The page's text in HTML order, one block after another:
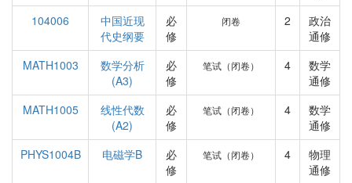
104006
中国近现
代史纲要
必
修
闭卷 2
政治
通修
MATH1003
数学分析
(A3)
必
修
笔试（闭卷） 4
数学
通修
MATH1005
线性代数
(A2)
必
修
笔试（闭卷） 4
数学
通修
PHYS1004B
电磁学B
必
修
笔试（闭卷） 4
物理
通修